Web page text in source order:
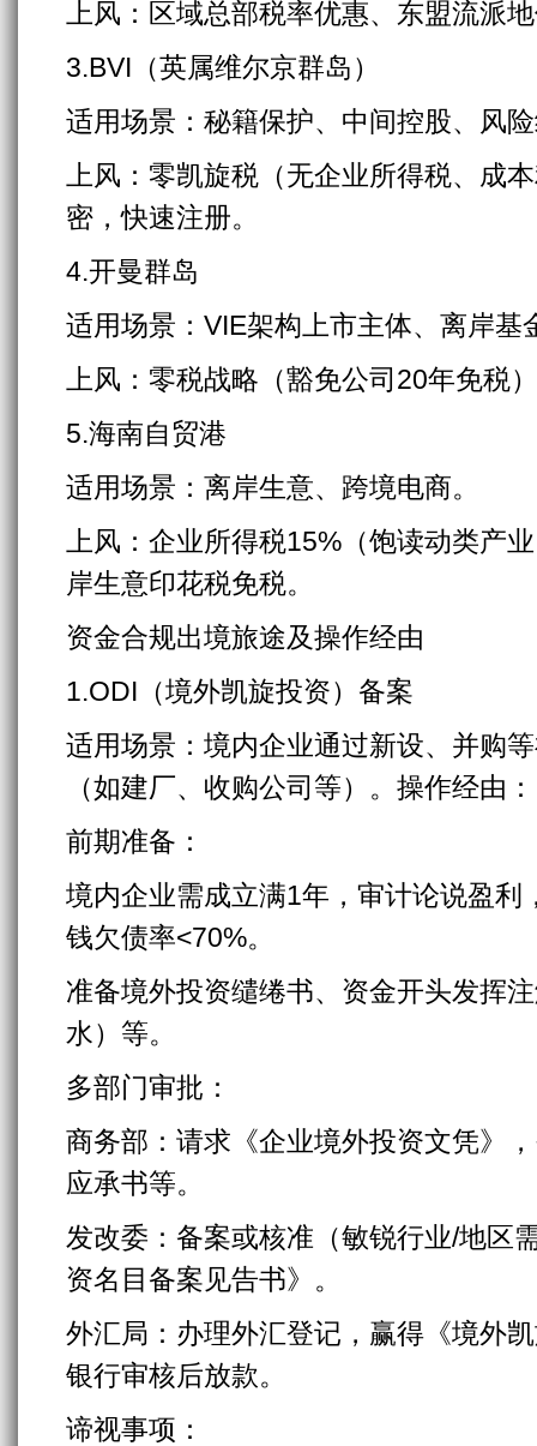
上风：区域总部税率优惠、东盟流派
3.BVI（英属维尔京群岛）
适用场景：秘籍保护、中间控股、风
上风：零凯旋税（无企业所得税、成
密，快速注册。
4.开曼群岛
适用场景：VIE架构上市主体、离岸基
上风：零税战略（豁免公司20年免税
5.海南自贸港
适用场景：离岸生意、跨境电商。
上风：企业所得税15%（饱读动类产
岸生意印花税免税。
资金合规出境旅途及操作经由
1.ODI（境外凯旋投资）备案
适用场景：境内企业通过新设、并购
（如建厂、收购公司等）。操作经由：
前期准备：
境内企业需成立满1年，审计论说盈利
钱欠债率<70%。
准备境外投资缱绻书、资金开头发挥
水）等。
多部门审批：
商务部：请求《企业境外投资文凭》
应承书等。
发改委：备案或核准（敏锐行业/地区
资名目备案见告书》。
外汇局：办理外汇登记，赢得《境外
银行审核后放款。
谛视事项：